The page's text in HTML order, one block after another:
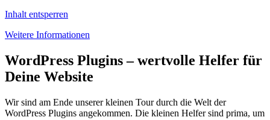
Inhalt entsperren
Weitere Informationen
WordPress Plugins – wertvolle Helfer für
Deine Website
Wir sind am Ende unserer kleinen Tour durch die Welt der
WordPress Plugins angekommen. Die kleinen Helfer sind prima, um